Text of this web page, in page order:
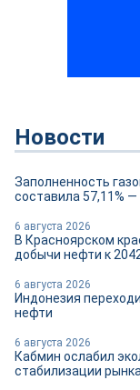
Новости
Заполненность
составила 57,11%
6 августа 2026
В Красноярском
добычи нефти к
6 августа 2026
Индонезия
нефти
6 августа 2026
Кабмин ослабил
стабилизации рынка